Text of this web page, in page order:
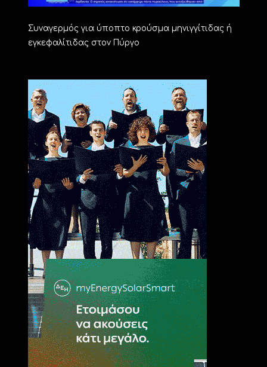
Συναγερμός για ύποπτο κρούσμα μηνιγγίτιδας ή
εγκεφαλίτιδας στον Πύργο